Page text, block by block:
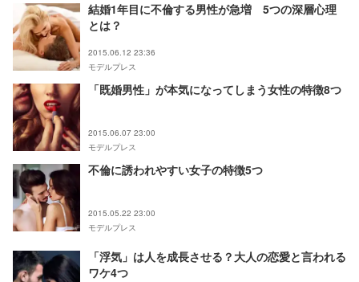
結婚1年目に不倫する男性が急増 5つの深層心理
とは？
2015.06.12 23:36
モデルプレス
「既婚男性」が本気になってしまう女性の特徴8つ
2015.06.07 23:00
モデルプレス
不倫に誘われやすい女子の特徴5つ
2015.05.22 23:00
モデルプレス
「浮気」は人を成長させる？大人の恋愛と言われる
ワケ4つ